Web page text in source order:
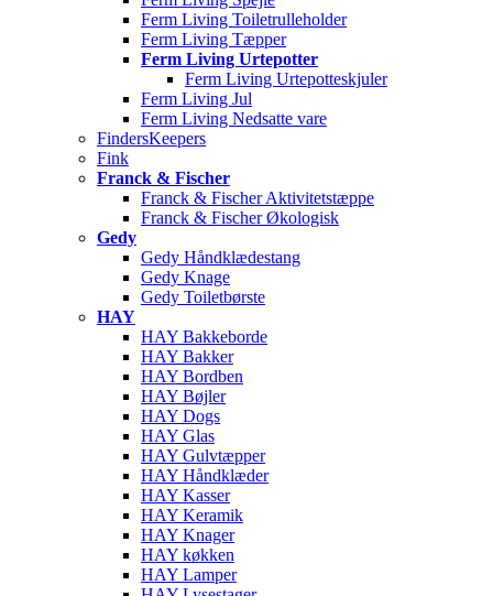
Ferm Living Toiletrulleholder
Ferm Living Tæpper
Ferm Living Urtepotter
Ferm Living Urtepotteskjuler
Ferm Living Jul
Ferm Living Nedsatte vare
FindersKeepers
Fink
Franck & Fischer
Franck & Fischer Aktivitetstæppe
Franck & Fischer Økologisk
Gedy
Gedy Håndklædestang
Gedy Knage
Gedy Toiletbørste
HAY
HAY Bakkeborde
HAY Bakker
HAY Bordben
HAY Bøjler
HAY Dogs
HAY Glas
HAY Gulvtæpper
HAY Håndklæder
HAY Kasser
HAY Keramik
HAY Knager
HAY køkken
HAY Lamper